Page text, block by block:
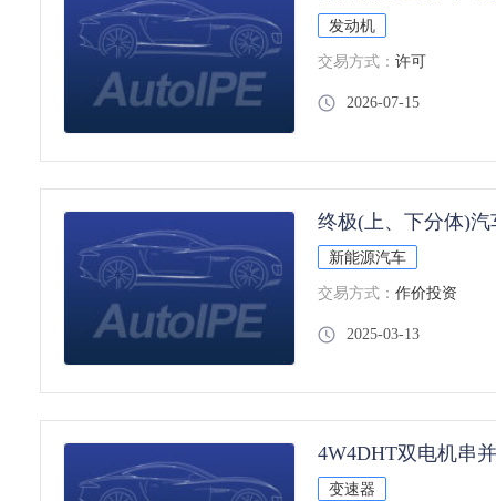
发动机
交易方式： 许可
2026-07-15
终极(上、下分体)汽
新能源汽车
交易方式： 作价投资
2025-03-13
4W4DHT双电机串
变速器